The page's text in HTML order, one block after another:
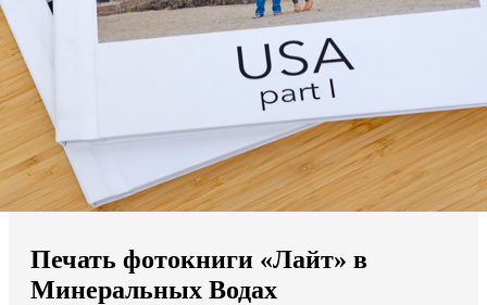
Мы доставляем по всему миру
Продолжить без города
Печать фотокниги «Лайт» в
Минеральных Водах